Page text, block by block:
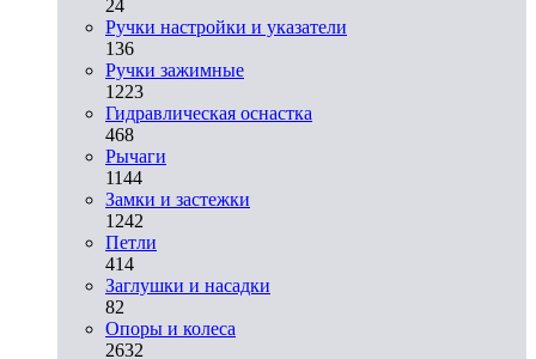
24
Ручки настройки и указатели
136
Ручки зажимные
1223
Гидравлическая оснастка
468
Рычаги
1144
Замки и застежки
1242
Петли
414
Заглушки и насадки
82
Опоры и колеса
2632